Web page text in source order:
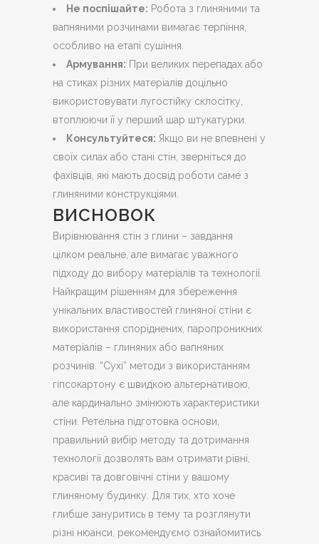
Не поспішайте: Робота з глиняними та
вапняними розчинами вимагає терпіння,
особливо на етапі сушіння.
Армування: При великих перепадах або
на стиках різних матеріалів доцільно
використовувати лугостійку склосітку,
втоплюючи її у перший шар штукатурки.
Консультуйтеся: Якщо ви не впевнені у
своїх силах або стані стін, зверніться до
фахівців, які мають досвід роботи саме з
глиняними конструкціями.
ВИСНОВОК
Вирівнювання стін з глини – завдання
цілком реальне, але вимагає уважного
підходу до вибору матеріалів та технології.
Найкращим рішенням для збереження
унікальних властивостей глиняної стіни є
використання споріднених, паропроникних
матеріалів – глиняних або вапняних
розчинів. “Сухі” методи з використанням
гіпсокартону є швидкою альтернативою,
але кардинально змінюють характеристики
стіни. Ретельна підготовка основи,
правильний вибір методу та дотримання
технології дозволять вам отримати рівні,
красиві та довговічні стіни у вашому
глиняному будинку. Для тих, хто хоче
глибше зануритись в тему та розглянути
різні нюанси, рекомендуємо ознайомитись